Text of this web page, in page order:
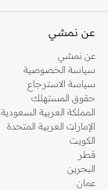
عن نمشي
عن نمشي
سياسة الخصوصية
سياسة الاسترجاع
حقوق المستهلك
المملكة العربية السعودية
الإمارات العربية المتحدة
الكويت
قطر
البحرين
عمان